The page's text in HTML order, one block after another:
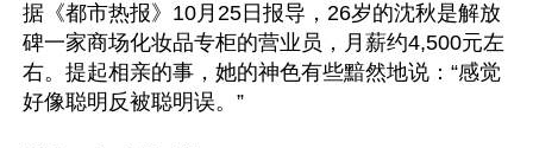
据《都市热报》10月25日报导，26岁的沈秋是解放
碑一家商场化妆品专柜的营业员，月薪约4,500元左
右。提起相亲的事，她的神色有些黯然地说：“感觉
好像聪明反被聪明误。”